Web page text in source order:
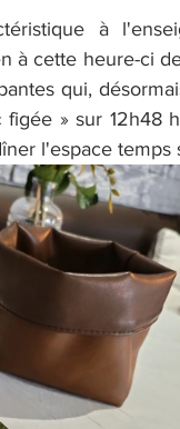
à
à cette heure-ci
qui,
figée » sur
l'espace temps